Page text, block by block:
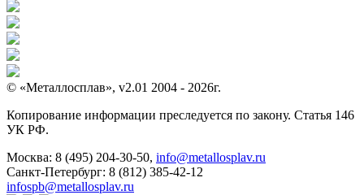
© «Металлосплав», v2.01 2004 - 2026г.
Копирование информации преследуется по закону. Статья 146
УК РФ.
Москва: 8 (495) 204-30-50, info@metallosplav.ru
Санкт-Петербург: 8 (812) 385-42-12
infospb@metallosplav.ru